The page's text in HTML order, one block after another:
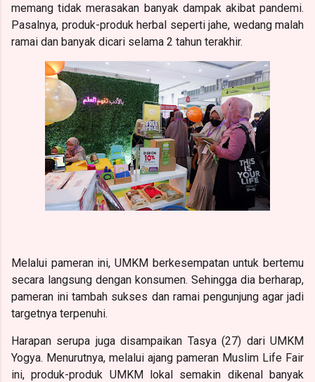
memang tidak merasakan banyak dampak akibat pandemi.
Pasalnya, produk-produk herbal seperti jahe, wedang malah
ramai dan banyak dicari selama 2 tahun terakhir.
Melalui pameran ini, UMKM berkesempatan untuk bertemu
secara langsung dengan konsumen. Sehingga dia berharap,
pameran ini tambah sukses dan ramai pengunjung agar jadi
targetnya terpenuhi.
Harapan serupa juga disampaikan Tasya (27) dari UMKM
Yogya. Menurutnya, melalui ajang pameran Muslim Life Fair
ini, produk-produk UMKM lokal semakin dikenal banyak